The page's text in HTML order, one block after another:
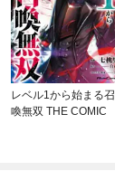
レベル1から始まる召
喚無双 THE COMIC